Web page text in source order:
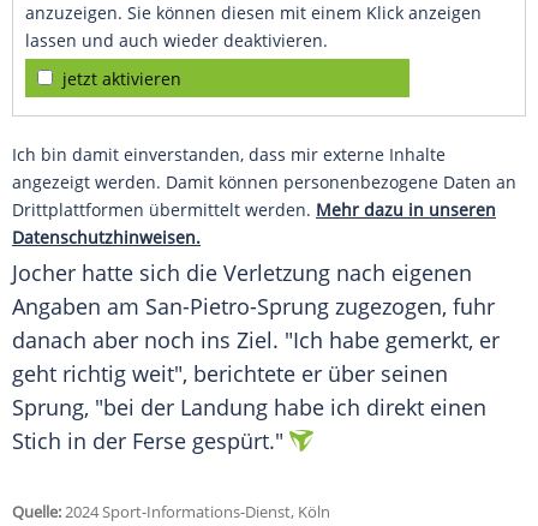
anzuzeigen. Sie können diesen mit einem Klick anzeigen
lassen und auch wieder deaktivieren.
jetzt aktivieren
Ich bin damit einverstanden, dass mir externe Inhalte
angezeigt werden. Damit können personenbezogene Daten an
Drittplattformen übermittelt werden. Mehr dazu in unseren
Datenschutzhinweisen.
Jocher hatte sich die Verletzung nach eigenen
Angaben am San-Pietro-Sprung zugezogen, fuhr
danach aber noch ins Ziel. "Ich habe gemerkt, er
geht richtig weit", berichtete er über seinen
Sprung, "bei der Landung habe ich direkt einen
Stich in der Ferse gespürt."
Quelle:2024 Sport-Informations-Dienst, Köln